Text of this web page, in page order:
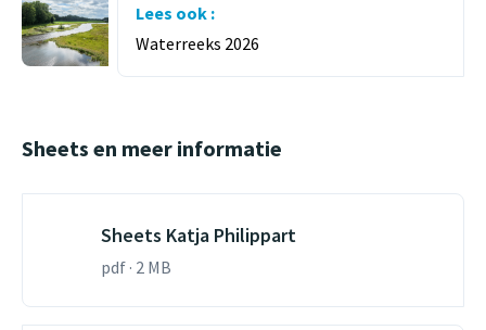
Lees ook :
Waterreeks 2026
Sheets en meer informatie
Sheets Katja Philippart
pdf · 2 MB